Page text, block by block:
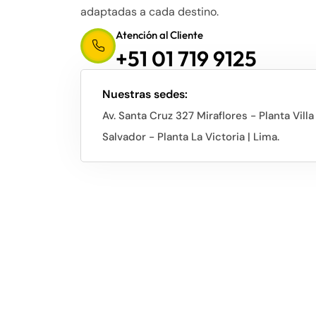
adaptadas a cada destino.
Atención al Cliente
+51 01 719 9125
Nuestras sedes:
Av. Santa Cruz 327 Miraflores - Planta
Salvador - Planta La Victoria | Lima.